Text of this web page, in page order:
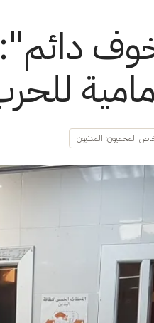
المحميون: المدنيون